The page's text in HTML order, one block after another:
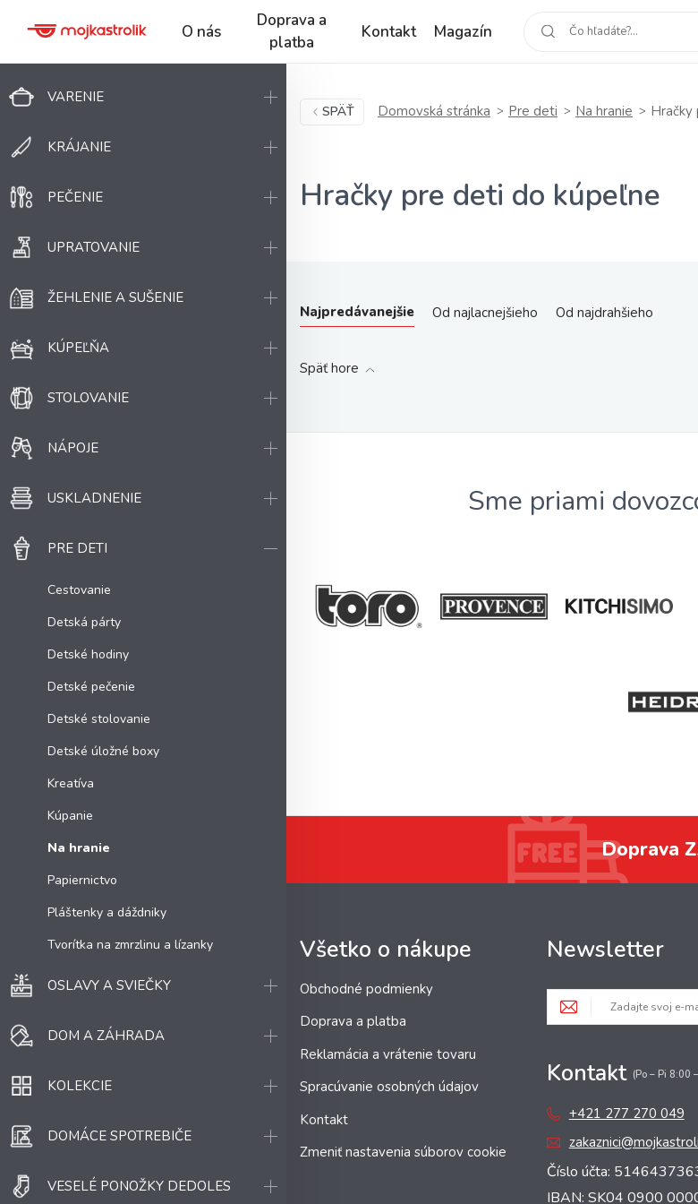
O nás
Doprava a
platba
Kontakt Magazín
VARENIE
KRÁJANIE
PEČENIE
UPRATOVANIE
ŽEHLENIE A SUŠENIE
KÚPEĽŇA
STOLOVANIE
NÁPOJE
USKLADNENIE
PRE DETI
Cestovanie
Detská párty
Detské hodiny
Detské pečenie
Detské stolovanie
Detské úložné boxy
Kreatíva
Kúpanie
Na hranie
Papiernictvo
Pláštenky a dáždniky
Tvorítka na zmrzlinu a lízanky
OSLAVY A SVIEČKY
DOM A ZÁHRADA
KOLEKCIE
DOMÁCE SPOTREBIČE
VESELÉ PONOŽKY DEDOLES
SPÄŤ Domovská stránka Pre deti Na hranie
Hračky pre deti do kúpeľne
Najpredávanejšie Od najlacnejšieho Od najdrahšieho
Späť hore
Sme priami
Doprava
Všetko o nákupe
Obchodné podmienky
Doprava a platba
Reklamácia a vrátenie tovaru
Spracúvanie osobných údajov
Kontakt
Zmeniť nastavenia súborov cookie
Newsletter
Kontakt (Po – Pi 8:00
+421 277 270 049
Číslo účta:
IBAN: SK04 0900